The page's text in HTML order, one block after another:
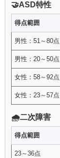
🤝ASD特性
得点範囲
男性：51～80点
男性：20～50点
女性：58～92点
女性：23～57点
🌧️二次障害
得点範囲
23～36点